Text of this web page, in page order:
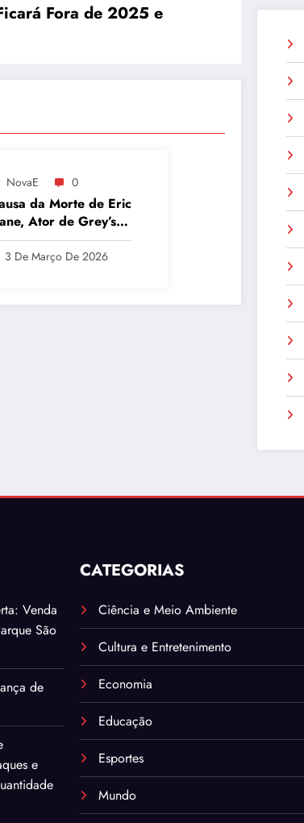
Fora de 2025 e
NovaE 0
da Morte de Eric
Ator de Grey’s
Revelada:
Lateral
3 De Março De 2026
Venda
São
de
e
CATEGORIAS
Ciência e Meio Ambiente
Cultura e Entretenimento
Economia
Educação
Esportes
Mundo